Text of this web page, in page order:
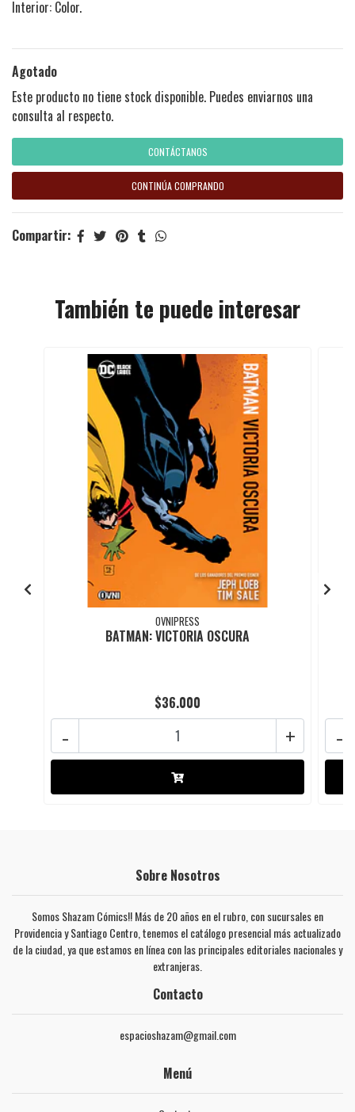
Interior: Color.
Agotado
Este producto no tiene stock disponible. Puedes enviarnos una
consulta al respecto.
CONTÁCTANOS
CONTINÚA COMPRANDO
Compartir:
También te puede interesar
OVNIPRESS
BATMAN: VICTORIA OSCURA
$36.000
+
- -
Sobre Nosotros
Somos Shazam Cómics!! Más de 20 años en el rubro, con sucursales en
Providencia y Santiago Centro, tenemos el catálogo presencial más actualizado
de la ciudad, ya que estamos en línea con las principales editoriales nacionales y
extranjeras.
Contacto
espacioshazam@gmail.com
Menú